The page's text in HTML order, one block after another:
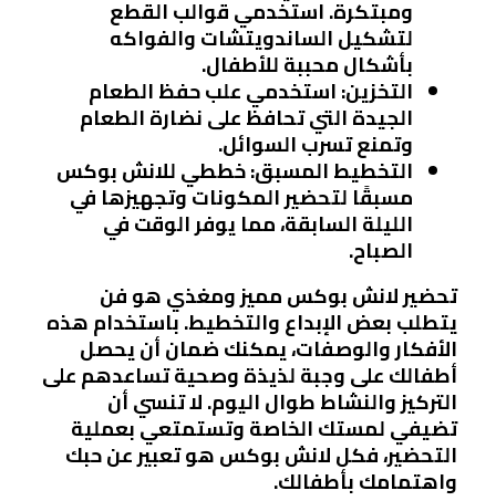
ومبتكرة. استخدمي قوالب القطع
لتشكيل الساندويتشات والفواكه
بأشكال محببة للأطفال.
التخزين: استخدمي علب حفظ الطعام
الجيدة التي تحافظ على نضارة الطعام
وتمنع تسرب السوائل.
التخطيط المسبق: خططي للانش بوكس
مسبقًا لتحضير المكونات وتجهيزها في
الليلة السابقة، مما يوفر الوقت في
الصباح.
تحضير لانش بوكس مميز ومغذي هو فن
يتطلب بعض الإبداع والتخطيط. باستخدام هذه
الأفكار والوصفات، يمكنك ضمان أن يحصل
أطفالك على وجبة لذيذة وصحية تساعدهم على
التركيز والنشاط طوال اليوم. لا تنسي أن
تضيفي لمستك الخاصة وتستمتعي بعملية
التحضير، فكل لانش بوكس هو تعبير عن حبك
واهتمامك بأطفالك.